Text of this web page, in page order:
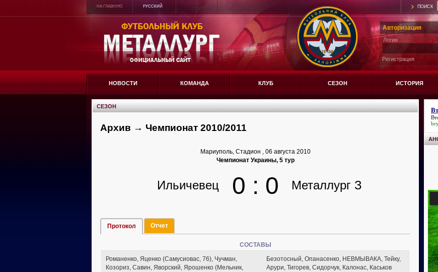
НА ГЛАВНУЮ РУССКИЙ ПОИСК
Авторизация
Логин
Регистрация
НОВОСТИ КОМАНДА КЛУБ СЕЗОН ИСТОРИЯ
СЕЗОН
Архив → Чемпионат 2010/2011
Мариуполь, Стадион , 06 августа 2010
Чемпионат Украины, 5 тур
Ильичевец 0 : 0 Металлург З
Протокол Отчет
СОСТАВЫ
Романенко, Яценко (Самусиовас, 76), Чучман,
Козориз, Савин, Яворский, Ярошенко (Мельник,
Безотосный, Опанасенко, НЕВМЫВАКА, Тейку,
Арури, Тигорев, Сидорчук, Калонас, Каськов